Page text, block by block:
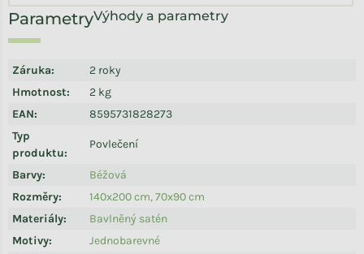
Výhody a parametry
Záruka:
2 roky
Hmotnost:
2 kg
EAN:
8595731828273
Typ
produktu:
Povlečení
Barvy:
Béžová
Rozměry:
140x200 cm, 70x90 cm
Materiály:
Bavlněný satén
Motivy:
Jednobarevné